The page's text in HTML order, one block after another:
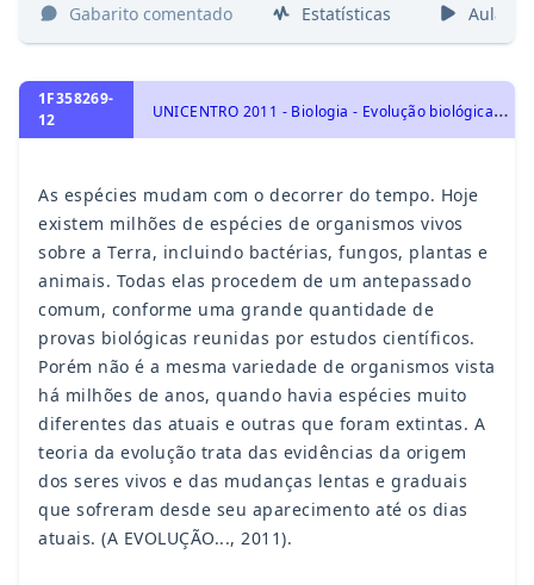
Gabarito comentado Estatísticas Aulas
1F358269-
12
U
NICENTRO 2011 - Biologia - Evolução biológica, Origem e evolução da vida
As espécies mudam com o decorrer do tempo. Hoje
existem milhões de espécies de organismos vivos
sobre a Terra, incluindo bactérias, fungos, plantas e
animais. Todas elas procedem de um antepassado
comum, conforme uma grande quantidade de
provas biológicas reunidas por estudos científicos.
Porém não é a mesma variedade de organismos vista
há milhões de anos, quando havia espécies muito
diferentes das atuais e outras que foram extintas. A
teoria da evolução trata das evidências da origem
dos seres vivos e das mudanças lentas e graduais
que sofreram desde seu aparecimento até os dias
atuais. (A EVOLUÇÃO..., 2011).